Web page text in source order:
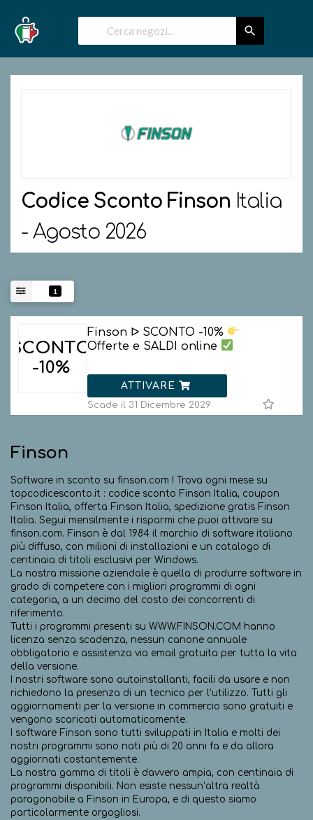
Codice Sconto Finson Italia
- Agosto 2026
1
SCONTO
-10%
Finson ᐅ SCONTO -10%
Offerte e SALDI online
ATTIVARE
Scade il 31 Dicembre 2029
Finson
Software in sconto su finson.com ! Trova ogni mese su
topcodicesconto.it : codice sconto Finson Italia, coupon
Finson Italia, offerta Finson Italia, spedizione gratis Finson
Italia. Segui mensilmente i risparmi che puoi attivare su
finson.com. Finson è dal 1984 il marchio di software italiano
più diffuso, con milioni di installazioni e un catalogo di
centinaia di titoli esclusivi per Windows.
La nostra missione aziendale è quella di produrre software in
grado di competere con i migliori programmi di ogni
categoria, a un decimo del costo dei concorrenti di
riferimento.
Tutti i programmi presenti su WWW.FINSON.COM hanno
licenza senza scadenza, nessun canone annuale
obbligatorio e assistenza via email gratuita per tutta la vita
della versione.
I nostri software sono autoinstallanti, facili da usare e non
richiedono la presenza di un tecnico per l’utilizzo. Tutti gli
aggiornamenti per la versione in commercio sono gratuiti e
vengono scaricati automaticamente.
I software Finson sono tutti sviluppati in Italia e molti dei
nostri programmi sono nati più di 20 anni fa e da allora
aggiornati costantemente.
La nostra gamma di titoli è davvero ampia, con centinaia di
programmi disponibili. Non esiste nessun’altra realtà
paragonabile a Finson in Europa, e di questo siamo
particolarmente orgogliosi.